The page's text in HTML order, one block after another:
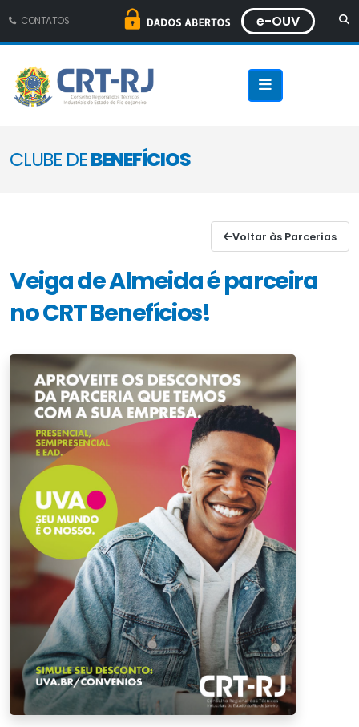
CONTATOS e-OUV
CLUBE DEBENEFÍCIOS
Voltar às Parcerias
Veiga de Almeida é parceira
no CRT Benefícios!